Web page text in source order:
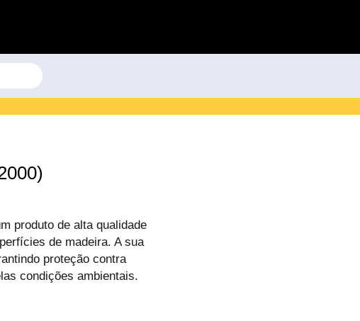
produto de alta qualidade
de madeira. A sua
proteção contra
condições ambientais.